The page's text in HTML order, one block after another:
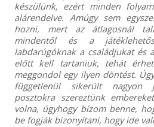
készülünk, ezért minden
alárendelve. Amúgy sem
hozni, mert az átlagosnál
mindentől és a
labdarúgóknak a családjukat és
előtt kell tartaniuk, tehát
meggondol egy ilyen döntést.
függetlenül sikerült nagyon
posztokra szereztünk
volna, úgyhogy bízom benne,
be fogják bizonyítani, hogy ide